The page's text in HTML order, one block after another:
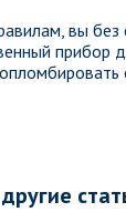
вы
прибор